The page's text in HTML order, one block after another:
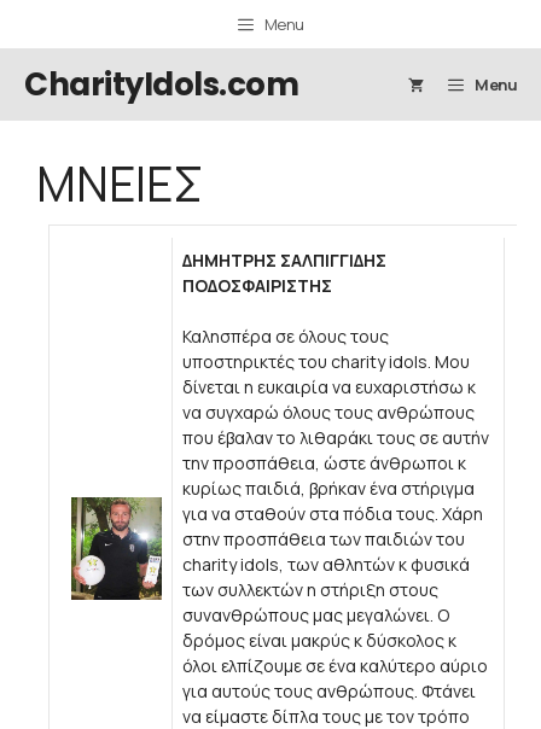
Menu
CharityIdols.com Menu
ΜΝΕΙΕΣ
ΔΗΜΗΤΡΗΣ ΣΑΛΠΙΓΓΙΔΗΣ
ΠΟΔΟΣΦΑΙΡΙΣΤΗΣ
Καλησπέρα σε όλους τους
υποστηρικτές του charity idols. Μου
δίνεται η ευκαιρία να ευχαριστήσω κ
να συγχαρώ όλους τους ανθρώπους
που έβαλαν το λιθαράκι τους σε αυτήν
την προσπάθεια, ώστε άνθρωποι κ
κυρίως παιδιά, βρήκαν ένα στήριγμα
για να σταθούν στα πόδια τους. Χάρη
στην προσπάθεια των παιδιών του
charity idols, των αθλητών κ φυσικά
των συλλεκτών η στήριξη στους
συνανθρώπους μας μεγαλώνει. Ο
δρόμος είναι μακρύς κ δύσκολος κ
όλοι ελπίζουμε σε ένα καλύτερο αύριο
για αυτούς τους ανθρώπους. Φτάνει
να είμαστε δίπλα τους με τον τρόπο